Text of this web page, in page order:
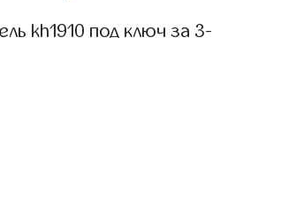
kh1910 под ключ за 3-